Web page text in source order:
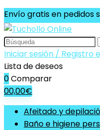
Envío gratis en pedidos
Search
for:
Iniciar sesión / Registro
Lista de deseos
0Comparar
00,00€
Afeitado y
Baño e higiene